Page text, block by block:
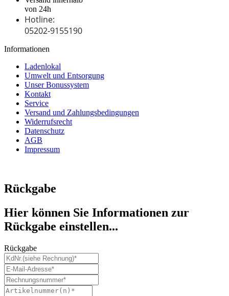
von 24h
Hotline:
05202-9155190
Informationen
Ladenlokal
Umwelt und Entsorgung
Unser Bonussystem
Kontakt
Service
Versand und Zahlungsbedingungen
Widerrufsrecht
Datenschutz
AGB
Impressum
Rückgabe
Hier können Sie Informationen zur
Rückgabe einstellen...
Rückgabe